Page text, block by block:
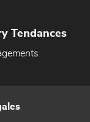
Tendances